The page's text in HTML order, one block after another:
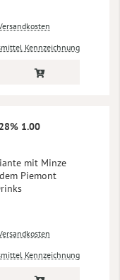
Kennzeichnung
1.00
mit Minze
Piemont
Kennzeichnung